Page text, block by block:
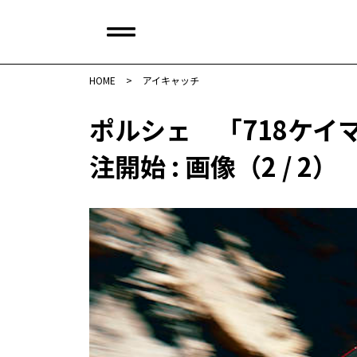
HOME > アイキャッチ
ポルシェ 「718ケイ
注開始 : 画像（2 / 2）